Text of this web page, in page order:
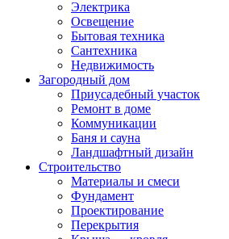
Электрика
Освещение
Бытовая техника
Сантехника
Недвижимость
Загородный дом
Приусадебный участок
Ремонт в доме
Коммуникации
Баня и сауна
Ландшафтный дизайн
Строительство
Материалы и смеси
Фундамент
Проектирование
Перекрытия